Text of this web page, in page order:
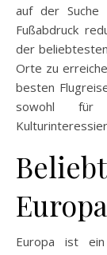
auf der Suche
Fußabdruck
der
Orte zu
besten
sowohl für
Europa
Europa ist